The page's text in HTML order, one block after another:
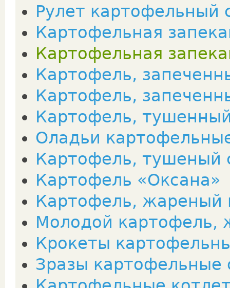
Рулет картофельный
Картофельная
Картофельная
Картофель,
Картофель,
Картофель,
Оладьи
Картофель, тушеный
Картофель «Оксана»
Картофель, жареный
Молодой картофель,
Крокеты
Зразы картофельные